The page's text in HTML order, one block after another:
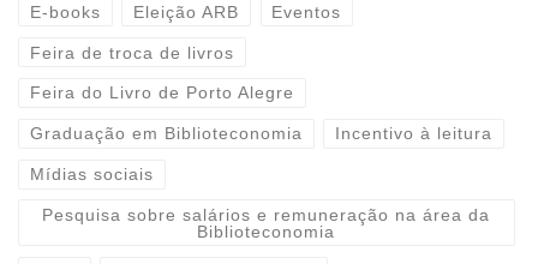
E-books Eleição ARB Eventos
Feira de troca de livros
Feira do Livro de Porto Alegre
Graduação em Biblioteconomia Incentivo à leitura
Mídias sociais
Pesquisa sobre salários e remuneração na área da
Biblioteconomia